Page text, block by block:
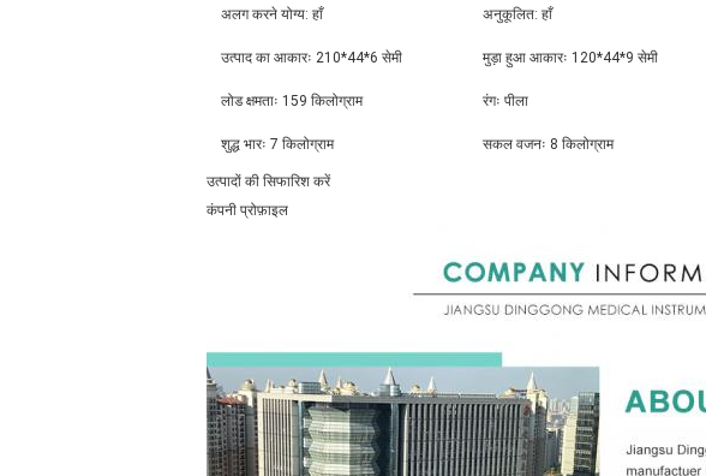
अलग करने योग्य: हाँ अनुकूलित: हाँ
उत्पाद का आकारः 210*44*6 सेमी मुड़ा हुआ आकारः 120*44*9 सेमी
लोड क्षमताः 159 किलोग्राम रंगः पीला
शुद्ध भारः 7 किलोग्राम सकल वजनः 8 किलोग्राम
उत्पादों की सिफारिश करें
कंपनी प्रोफ़ाइल